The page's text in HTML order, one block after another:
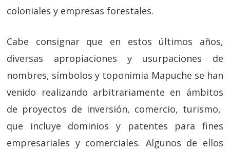
coloniales y empresas forestales.
Cabe consignar que en estos últimos años,
diversas apropiaciones y usurpaciones de
nombres, símbolos y toponimia Mapuche se han
venido realizando arbitrariamente en ámbitos
de proyectos de inversión, comercio, turismo,
que incluye dominios y patentes para fines
empresariales y comerciales. Algunos de ellos